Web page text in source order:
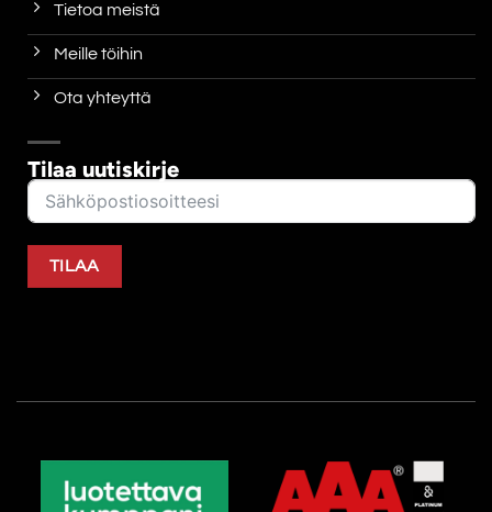
Tietoa meistä
Meille töihin
Ota yhteyttä
Tilaa uutiskirje
TILAA